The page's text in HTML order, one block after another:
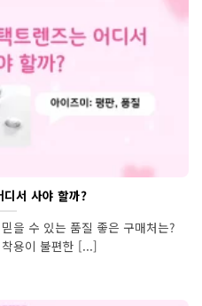
서 사야 할까?
을 수 있는 품질 좋은 구매처는?
용이 불편한 [...]